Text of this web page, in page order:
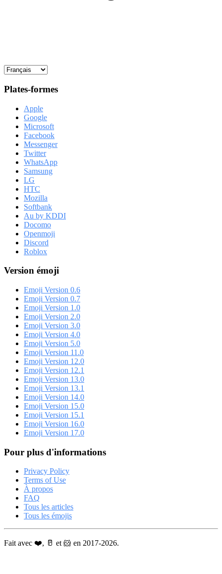
Plates-formes
Apple
Google
Microsoft
Facebook
Messenger
Twitter
WhatsApp
Samsung
LG
HTC
Mozilla
Softbank
Au by KDDI
Docomo
Openmoji
Discord
Roblox
Version émoji
Emoji Version 0.6
Emoji Version 0.7
Emoji Version 1.0
Emoji Version 2.0
Emoji Version 3.0
Emoji Version 4.0
Emoji Version 5.0
Emoji Version 11.0
Emoji Version 12.0
Emoji Version 12.1
Emoji Version 13.0
Emoji Version 13.1
Emoji Version 14.0
Emoji Version 15.0
Emoji Version 15.1
Emoji Version 16.0
Emoji Version 17.0
Pour plus d'informations
Privacy Policy
Terms of Use
À propos
FAQ
Tous les articles
Tous les émojis
Fait avec ❤️, 🥛 et 🐹 en 2017-2026.